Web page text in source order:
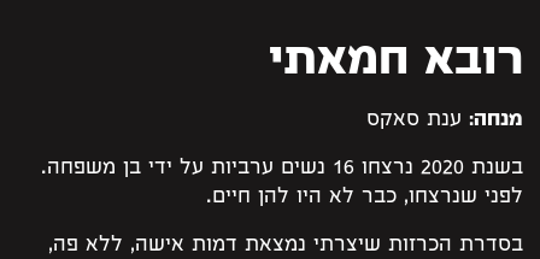
רובא חמאתי
מנחה: ענת סאקס
בשנת 2020 נרצחו 16 נשים ערביות על ידי בן משפחה.
לפני שנרצחו, כבר לא היו להן חיים.
בסדרת הכרזות שיצרתי נמצאת דמות אישה, ללא פה,